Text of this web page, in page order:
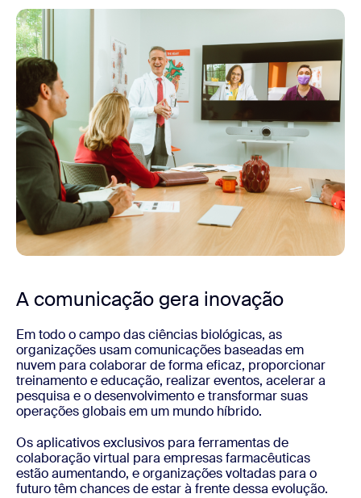
A comunicação gera inovação
Em todo o campo das ciências biológicas, as
organizações usam comunicações baseadas em
nuvem para colaborar de forma eficaz, proporcionar
treinamento e educação, realizar eventos, acelerar a
pesquisa e o desenvolvimento e transformar suas
operações globais em um mundo híbrido.
Os aplicativos exclusivos para ferramentas de
colaboração virtual para empresas farmacêuticas
estão aumentando, e organizações voltadas para o
futuro têm chances de estar à frente dessa evolução.